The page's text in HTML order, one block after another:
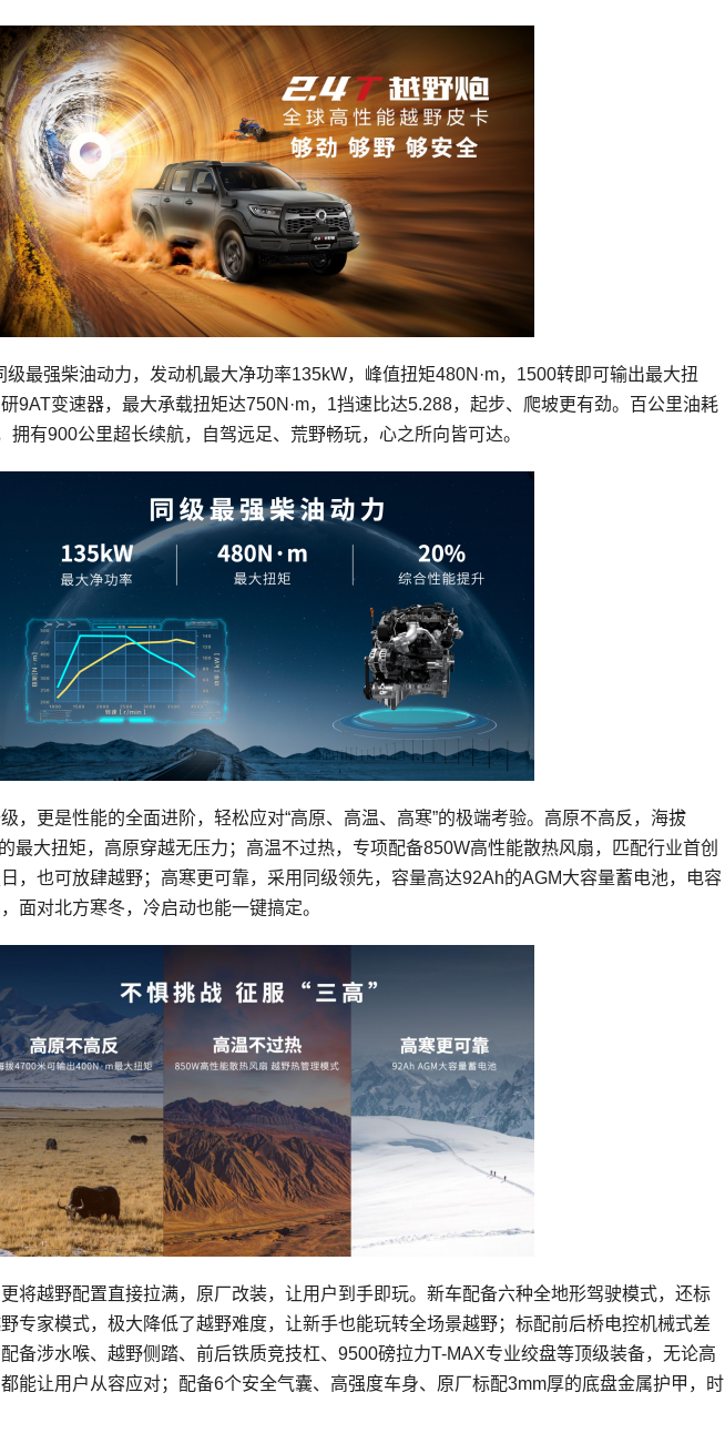
级最强柴油动力，发动机最大净功率135kW，峰值扭矩480N·m，1500转即可输出最大扭
9AT变速器，最大承载扭矩达750N·m，1挡速比达5.288，起步、爬坡更有劲。百公里油耗
拥有900公里超长续航，自驾远足、荒野畅玩，心之所向皆可达。
，更是性能的全面进阶，轻松应对“高原、高温、高寒”的极端考验。高原不高反，海拔
最大扭矩，高原穿越无压力；高温不过热，专项配备850W高性能散热风扇，匹配行业首创
，也可放肆越野；高寒更可靠，采用同级领先，容量高达92Ah的AGM大容量蓄电池，电容
面对北方寒冬，冷启动也能一键搞定。
将越野配置直接拉满，原厂改装，让用户到手即玩。新车配备六种全地形驾驶模式，还标
专家模式，极大降低了越野难度，让新手也能玩转全场景越野；标配前后桥电控机械式差
备涉水喉、越野侧踏、前后铁质竞技杠、9500磅拉力T-MAX专业绞盘等顶级装备，无论高
能让用户从容应对；配备6个安全气囊、高强度车身、原厂标配3mm厚的底盘金属护甲，时